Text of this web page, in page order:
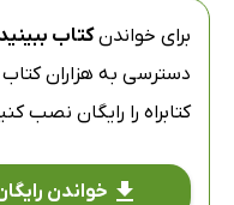
برای خواندنکتاب
دسترسی به هزاران
کتابراه را رایگان نصب
خواندن